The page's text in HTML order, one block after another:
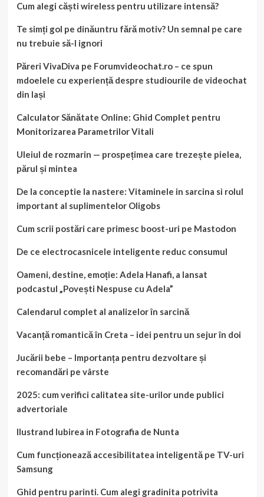
Cum alegi căști wireless pentru utilizare intensă?
Te simți gol pe dinăuntru fără motiv? Un semnal pe care
nu trebuie să-l ignori
Păreri VivaDiva pe Forumvideochat.ro – ce spun
mdoelele cu experiență despre studiourile de videochat
din Iași
Calculator Sănătate Online: Ghid Complet pentru
Monitorizarea Parametrilor Vitali
Uleiul de rozmarin — prospețimea care trezește pielea,
părul și mintea
De la conceptie la nastere: Vitaminele in sarcina si rolul
important al suplimentelor Oligobs
Cum scrii postări care primesc boost-uri pe Mastodon
De ce electrocasnicele inteligente reduc consumul
Oameni, destine, emoție: Adela Hanafi, a lansat
podcastul „Povești Nespuse cu Adela”
Calendarul complet al analizelor în sarcină
Vacanță romantică în Creta – idei pentru un sejur în doi
Jucării bebe – Importanța pentru dezvoltare și
recomandări pe vârste
2025: cum verifici calitatea site-urilor unde publici
advertoriale
Ilustrand Iubirea in Fotografia de Nunta
Cum funcționează accesibilitatea inteligentă pe TV-uri
Samsung
Ghid pentru parinti. Cum alegi gradinita potrivita